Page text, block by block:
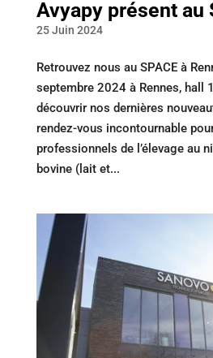
Avyapy présent au
25 Juin 2024
Retrouvez nous au SPACE à
septembre 2024 à Rennes, hall
découvrir nos dernières
rendez-vous incontournable
professionnels de l’élevage au
bovine (lait et...